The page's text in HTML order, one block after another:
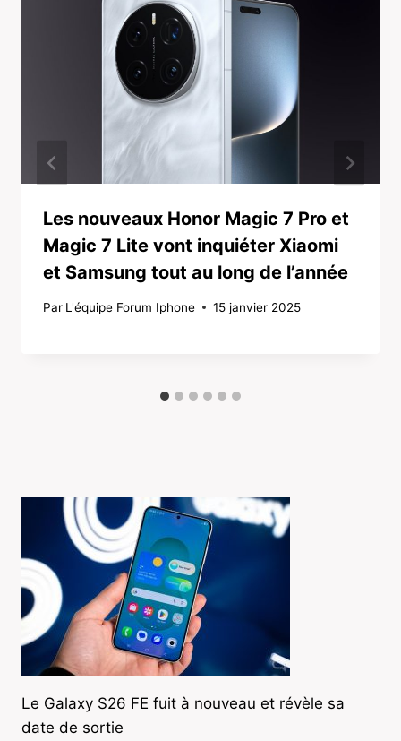
Les nouveaux Honor Magic 7 Pro et
Magic 7 Lite vont inquiéter Xiaomi
et Samsung tout au long de l’année
Par L'équipe Forum Iphone 15 janvier 2025
Le Galaxy S26 FE fuit à nouveau et révèle sa
date de sortie